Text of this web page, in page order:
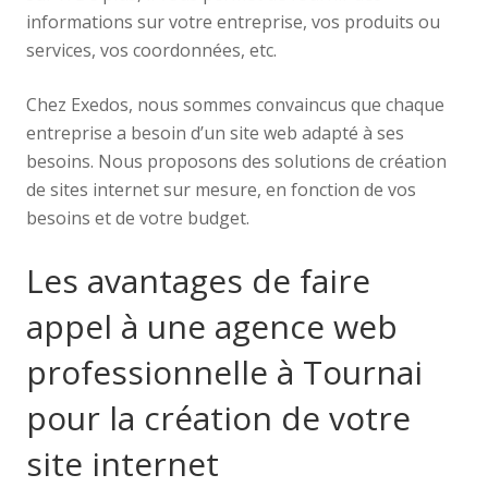
informations sur votre entreprise, vos produits ou
services, vos coordonnées, etc.
Chez Exedos, nous sommes convaincus que chaque
entreprise a besoin d’un site web adapté à ses
besoins. Nous proposons des solutions de création
de sites internet sur mesure, en fonction de vos
besoins et de votre budget.
Les avantages de faire
appel à une agence web
professionnelle à Tournai
pour la création de votre
site internet